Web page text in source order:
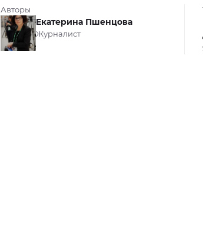
Авторы
Екатерина Пшенцова
Журналист